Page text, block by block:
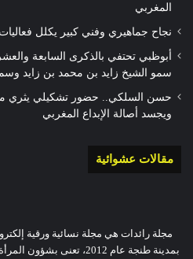
المغربي
نجاح جماهيري وفني كبير يكلل
أبوظبي تحتفي بالذكرى السابعة
سمو الشيخ زايد بن محمد بن زايد
حسن السلكي.. حضور تشكيلي يثري
ويجسد أصالة الإبداع المغربي
مقالات عشوائية
مجلة رائدات هي مجلة نسائية ورقية
بمدينة طنجة عام 2012،